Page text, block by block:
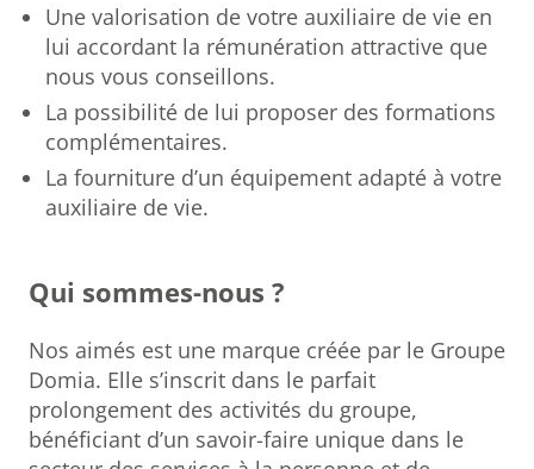
Une valorisation de votre auxiliaire de vie en
lui accordant la rémunération attractive que
nous vous conseillons.
La possibilité de lui proposer des formations
complémentaires.
La fourniture d’un équipement adapté à votre
auxiliaire de vie.
Qui sommes-nous ?
Nos aimés est une marque créée par le Groupe
Domia. Elle s’inscrit dans le parfait
prolongement des activités du groupe,
bénéficiant d’un savoir-faire unique dans le